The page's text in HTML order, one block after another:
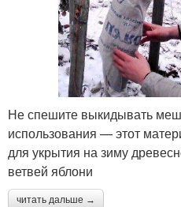
Не спешите выкидывать
использования — этот
для укрытия на зиму
ветвей яблони
читать дальше →